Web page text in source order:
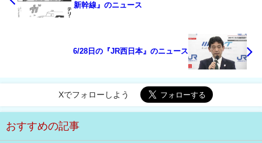
新幹線』のニュース
6/28日の『JR西日本』のニュース
Xでフォローしよう
おすすめの記事